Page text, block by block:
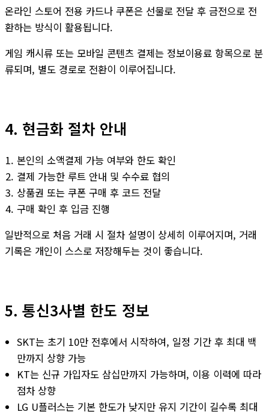
온라인 스토어 전용 카드나 쿠폰은 선물로 전달 후 금전으로 전
환하는 방식이 활용됩니다.
게임 캐시류 또는 모바일 콘텐츠 결제는 정보이용료 항목으로 분
류되며, 별도 경로로 전환이 이루어집니다.
4. 현금화 절차 안내
본인의 소액결제 가능 여부와 한도 확인
결제 가능한 루트 안내 및 수수료 협의
상품권 또는 쿠폰 구매 후 코드 전달
구매 확인 후 입금 진행
일반적으로 처음 거래 시 절차 설명이 상세히 이루어지며, 거래
기록은 개인이 스스로 저장해두는 것이 좋습니다.
5. 통신3사별 한도 정보
SKT는 초기 10만 전후에서 시작하여, 일정 기간 후 최대 백
만까지 상향 가능
KT는 신규 가입자도 삼십만까지 가능하며, 이용 이력에 따라
점차 상향
LG U플러스는 기본 한도가 낮지만 유지 기간이 길수록 최대